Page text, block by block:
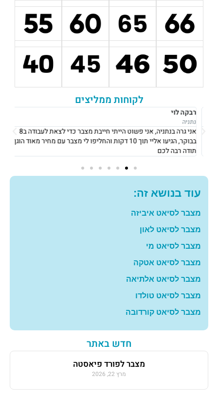
לקוחות ממליצים
רבקה לוי
נתניה
אני גרה בנתניה, אני פשוט הייתי חייבת מצבר כדי לצאת לעבודה ב8
בבוקר, הגיעו אליי תוך 10 דקות והחליפו לי מצבר עם מחיר מאוד הוגן!
תודה רבה לכם
עוד בנושא זה:
מצבר לסיאט איביזה
מצבר לסיאט לאון
מצבר לסיאט מי
מצבר לסיאט אטקה
מצבר לסיאט אלתיאה
מצבר לסיאט טולדו
מצבר לסיאט קורדובה
חדש באתר
מצבר לפורד פיאסטה
מרץ 22, 2026